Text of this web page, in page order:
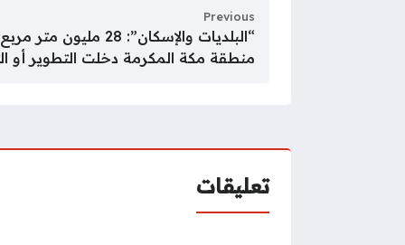
Previous
“البلديات والإسكان”:
منطقة مكة المكرمة دخلت التطوير أو
تعليقات